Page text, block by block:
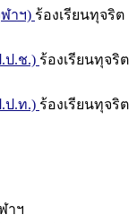
าฯ) ร้องเรียนทุจริต
ป.ช.) ร้องเรียนทุจริต
ป.ท.) ร้องเรียนทุจริต
าฯ